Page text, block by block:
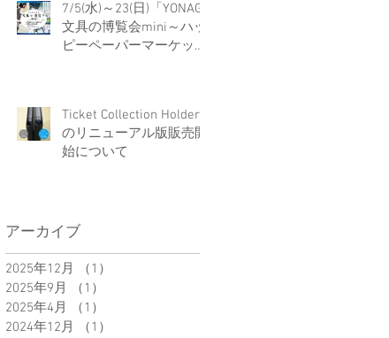
7/5(水)～23(日)「YONAGO
文具の博覧会mini～ハッ
ピーペーパーマーケット
Ticket Collection Holder
のリニューアル版販売開
始について
アーカイブ
2025年12月 （1）
2025年9月
（1）
2025年4月
（1）
2024年12月
（1）